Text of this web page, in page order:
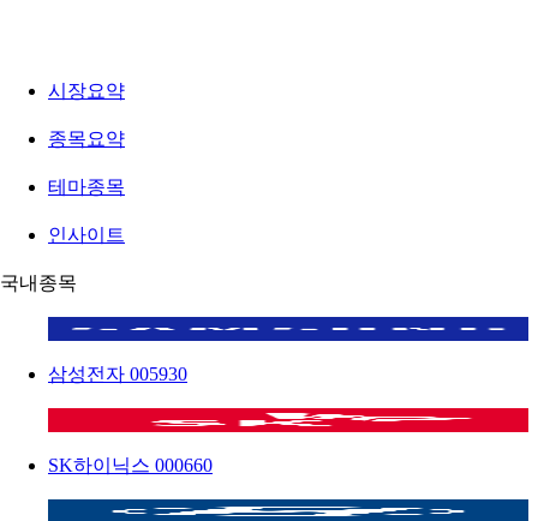
시장요약
종목요약
테마종목
인사이트
국내종목
삼성전자 005930
SK하이닉스 000660